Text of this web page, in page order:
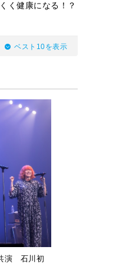
く健康になる！？
ベスト10を表示
演 石川初